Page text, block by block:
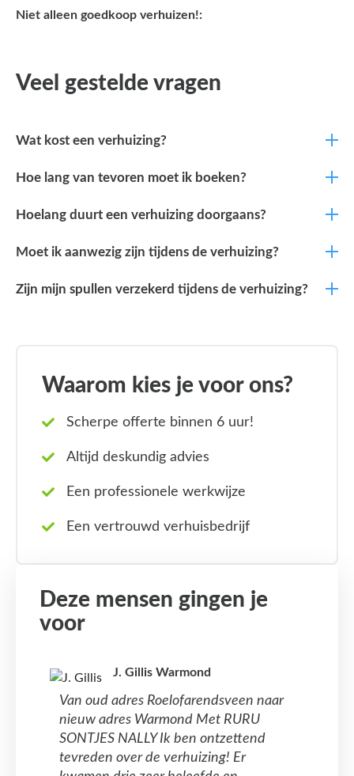
Niet alleen goedkoop verhuizen!:
Veel gestelde vragen
Wat kost een verhuizing?
Hoe lang van tevoren moet ik boeken?
Hoelang duurt een verhuizing doorgaans?
Moet ik aanwezig zijn tijdens de verhuizing?
Zijn mijn spullen verzekerd tijdens de verhuizing?
Waarom kies je voor ons?
Scherpe offerte binnen 6 uur!
Altijd deskundig advies
Een professionele werkwijze
Een vertrouwd verhuisbedrijf
Deze mensen gingen je
voor
J. Gillis Warmond
Van oud adres Roelofarendsveen naar
nieuw adres Warmond Met RURU
SONTJES NALLY Ik ben ontzettend
tevreden over de verhuizing! Er